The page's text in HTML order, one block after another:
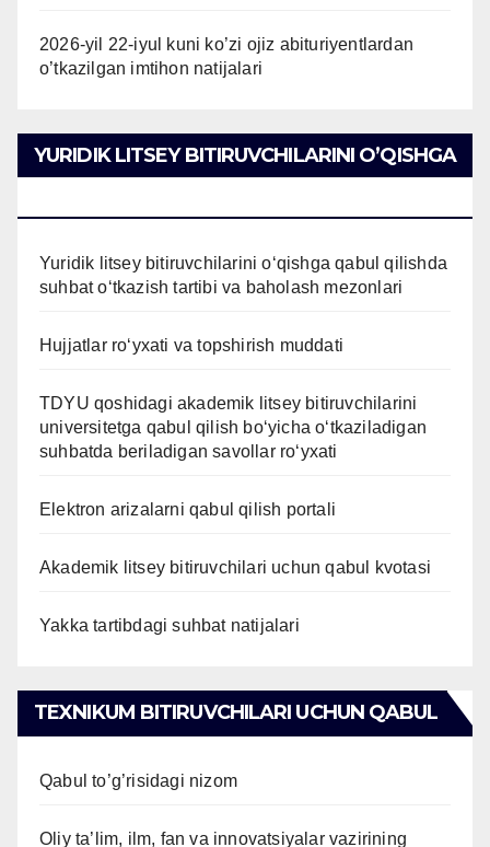
2026-yil 22-iyul kuni ko’zi ojiz abituriyentlardan
o’tkazilgan imtihon natijalari
YURIDIK LITSEY BITIRUVCHILARINI O’QISHGA
Yuridik litsey bitiruvchilarini o‘qishga qabul qilishda
suhbat o‘tkazish tartibi va baholash mezonlari
Hujjatlar ro‘yxati va topshirish muddati
TDYU qoshidagi akademik litsey bitiruvchilarini
universitetga qabul qilish bo‘yicha o‘tkaziladigan
suhbatda beriladigan savollar ro‘yxati
Elektron arizalarni qabul qilish portali
Akademik litsey bitiruvchilari uchun qabul kvotasi
Yakka tartibdagi suhbat natijalari
TEXNIKUM BITIRUVCHILARI UCHUN QABUL
Qabul to’g’risidagi nizom
Oliy ta’lim, ilm, fan va innovatsiyalar vazirining